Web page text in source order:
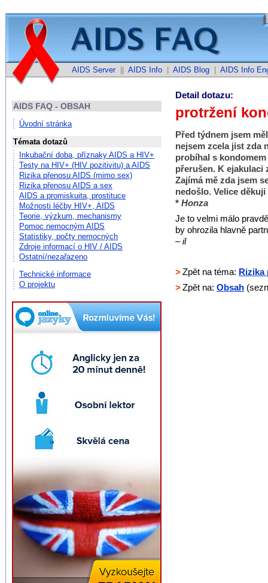
AIDS Server AIDS Info AIDS Blog AIDS Info
AIDS FAQ - OBSAH
Úvodní stránka
Témata dotazů
Inkubační doba, příznaky AIDS a HIV+
Testy na HIV+ (HIV pozitivitu) a AIDS
Rizika přenosu AIDS (mimo sex)
Rizika přenosu AIDS a sex
AIDS a promiskuita, prostituce
Možnosti léčby HIV+, AIDS
Teorie, výzkum, mechanismy
Pomoc nemocným AIDS
Statistiky, počty nemocných
Zdroje informací o HIV / AIDS
Ostatní/nezařazeno
Technické informace
O projektu
Detail dotazu:
protržení
Před týdnem jsem
nejsem zcela jist zda
probíhal s
přerušen. K ejakulaci
Zajímá mě zda jsem
nedošlo. Velice
* Honza
Je to velmi málo
by ohrozila hlavně
– il
>Zpět na téma: Rizika
>Zpět na: Obsah